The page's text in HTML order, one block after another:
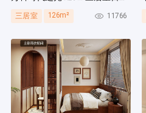
三居室 126m² 11766